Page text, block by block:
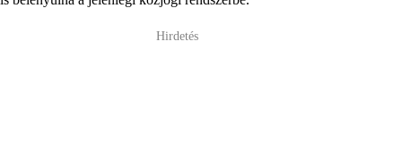
Hirdetés